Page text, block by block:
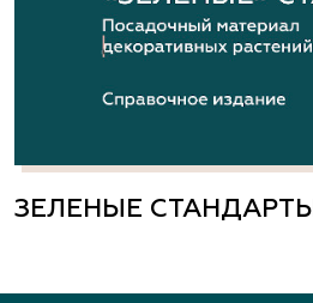
ЗЕЛЕНЫЕ СТАНДАРТЫ